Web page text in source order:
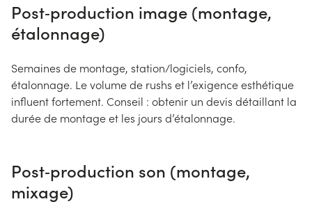
Post‑production image (montage,
étalonnage)
Semaines de montage, station/logiciels, confo,
étalonnage. Le volume de rushs et l’exigence esthétique
influent fortement. Conseil : obtenir un devis détaillant la
durée de montage et les jours d’étalonnage.
Post‑production son (montage,
mixage)